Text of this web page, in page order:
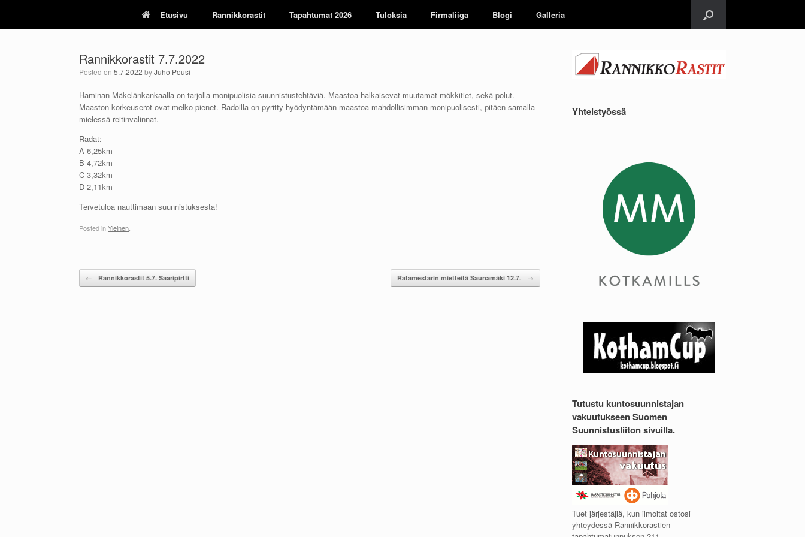
content
Etusivu Rannikkorastit Tapahtumat 2026 Tuloksia Firmaliiga Blogi Galleria
Rannikkorastit 7.7.2022
Posted on 5.7.2022 byJuho Pousi
Haminan Mäkelänkankaalla on tarjolla monipuolisia suunnistustehtäviä. Maastoa halkaisevat muutamat mökkitiet, sekä polut.
Maaston korkeuserot ovat melko pienet. Radoilla on pyritty hyödyntämään maastoa mahdollisimman monipuolisesti, pitäen samalla
mielessä reitinvalinnat.
Radat:
A 6,25km
B 4,72km
C 3,32km
D 2,11km
Tervetuloa nauttimaan suunnistuksesta!
Posted inYleinen
Post navigation
← Rannikkorastit 5.7. Saaripirtti Ratamestarin mietteitä Saunamäki 12.7. →
Yhteistyössä
Tutustu kuntosuunnistajan
vakuutukseen Suomen
Suunnistusliiton sivuilla.
Tuet järjestäjiä, kun ilmoitat ostosi
yhteydessä Rannikkorastien